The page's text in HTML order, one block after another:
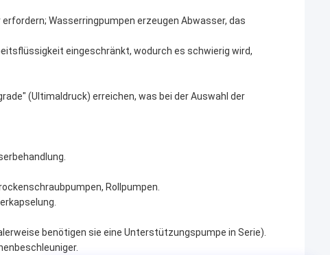
Wasserringpumpen erzeugen Abwasser, das
eingeschränkt, wodurch es schwierig wird,
(Ultimaldruck) erreichen, was bei der Auswahl der
Rollpumpen.
benötigen sie eine Unterstützungspumpe in Serie).